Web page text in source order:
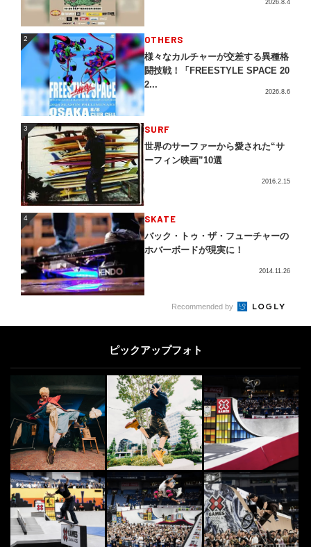
2026.8.4
2 OTHERS
様々なカルチャーが交差する異種格
闘技戦！「FREESTYLE SPACE 20
2...
2026.8.6
3 SURF
世界のサーファーから愛された“サ
ーフィン映画”10選
2016.2.15
4 SKATE
バック・トゥ・ザ・フューチャーの
ホバーボードが現実に！
2014.11.26
DANCE
“エグスプロージョン”3000万回再
した動画が話...
SURF
23年ぶりに伝説のビッグウェイブコ
ンテスト「Inamura Surfing Cl...
2013.9.25
7 CULTURE
野村訓市さんによる、VANS「コン
フィクッシュ」のスニーカー革命論
2021.1.15
6
7
Recommended by
ピックアップフォト